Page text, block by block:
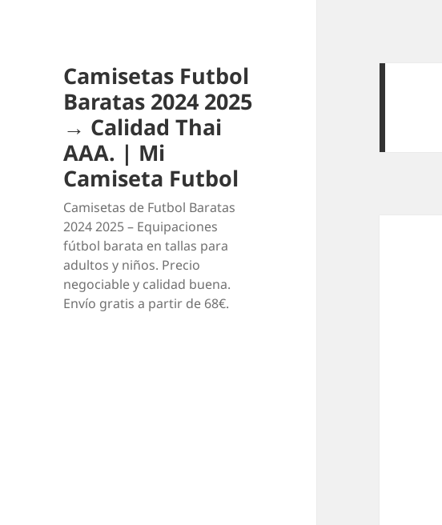
Camisetas Futbol
Baratas 2024 2025
→ Calidad Thai
AAA. | Mi
Camiseta Futbol
Camisetas de Futbol Baratas
2024 2025 – Equipaciones
fútbol barata en tallas para
adultos y niños. Precio
negociable y calidad buena.
Envío gratis a partir de 68€.